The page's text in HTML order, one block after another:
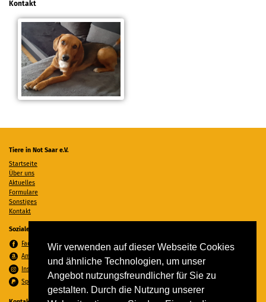
Wir verwenden auf dieser Webseite Cookies
und ähnliche Technologien, um unser
Angebot nutzungsfreundlicher für Sie zu
gestalten. Durch die Nutzung unserer
Kontakt
Tiere in Not Saar e.V.
Startseite
Über uns
Aktuelles
Formulare
Sonstiges
Kontakt
Soziale Medien
Facebook
Amazon Wunschzettel
Instagram
Spenden per PayPal